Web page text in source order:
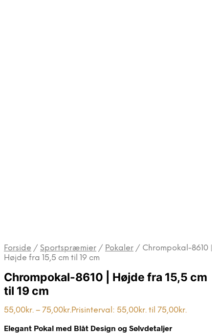
Forside / Sportspræmier / Pokaler / Chrompokal-8610 |
Højde fra 15,5 cm til 19 cm
Chrompokal-8610 | Højde fra 15,5 cm
til 19 cm
55,00kr. – 75,00kr.Prisinterval: 55,00kr. til 75,00kr.
Elegant Pokal med Blåt Design og Sølvdetaljer